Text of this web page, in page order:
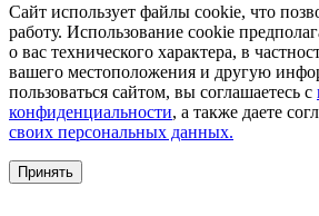
Сайт использует файлы cookie, что
работу. Использование cookie
о вас технического характера, в
вашего местоположения и другую
пользоваться сайтом, вы соглашаетесь с
конфиденциальности, а также даете
своих персональных данных.
Принять